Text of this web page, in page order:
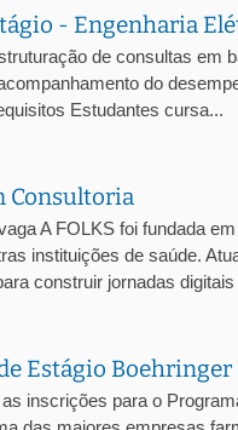
- Engenharia
de consultas em
do
Estudantes cursa...
Consultoria
A FOLKS foi fundada
instituições de saúde.
construir jornadas digitais
Estágio
inscrições para o